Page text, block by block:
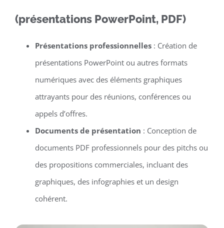
(présentations PowerPoint, PDF)
Présentations professionnelles: Création de
présentations PowerPoint ou autres formats
numériques avec des éléments graphiques
attrayants pour des réunions, conférences ou
appels d’offres.
Documents de présentation : Conception de
documents PDF professionnels pour des pitchs ou
des propositions commerciales, incluant des
graphiques, des infographies et un design
cohérent.